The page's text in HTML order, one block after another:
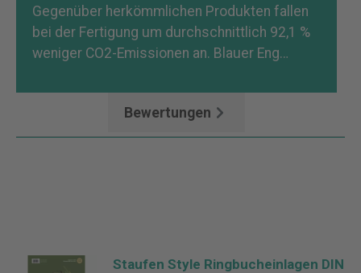
Gegenüber herkömmlichen Produkten fallen
bei der Fertigung um durchschnittlich 92,1 %
weniger CO2-Emissionen an. Blauer Eng…
Bewertungen
Staufen Style Ringbucheinlagen DIN